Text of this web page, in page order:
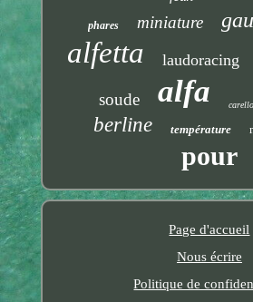
phares miniature
alfetta laudoracing
soude alfa carello
berline température
pour
Page d'accueil
Nous écrire
Politique de